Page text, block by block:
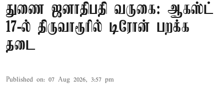
துணை ஜனாதிபதி வருகை: ஆகஸ்ட்
17-ல் திருவாரூரில் டிரோன் பறக்க
தடை
Published on: 07 Aug 2026, 3:57 pm